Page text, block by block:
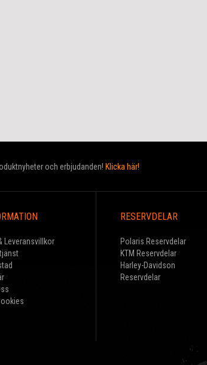
och erbjudanden! Klicka här!
Leveransvillkor
RESERVDELAR
Polaris Reservdelar
KTM Reservdelar
Harley-Davidson
Reservdelar